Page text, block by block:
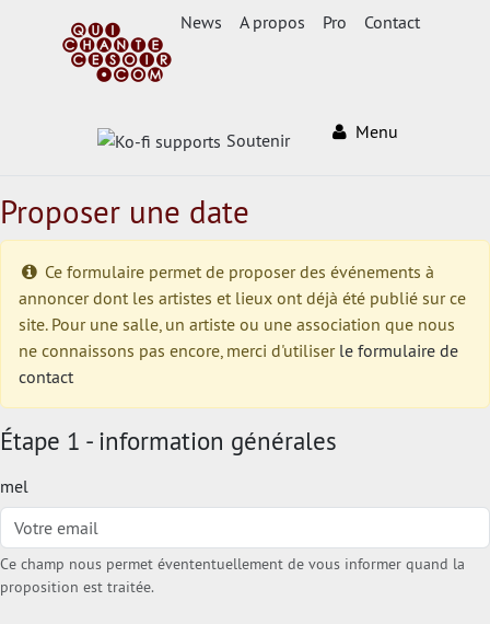
News A propos Pro Contact
Soutenir Menu
Proposer une date
Ce formulaire permet de proposer des événements à
annoncer dont les artistes et lieux ont déjà été publié sur ce
site. Pour une salle, un artiste ou une association que nous
ne connaissons pas encore, merci d'utiliser le formulaire de
contact
Étape 1 - information générales
mel
Ce champ nous permet évententuellement de vous informer quand la
proposition est traitée.